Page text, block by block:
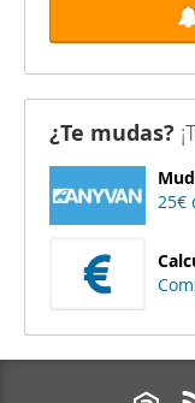
¿Te mudas?
25€